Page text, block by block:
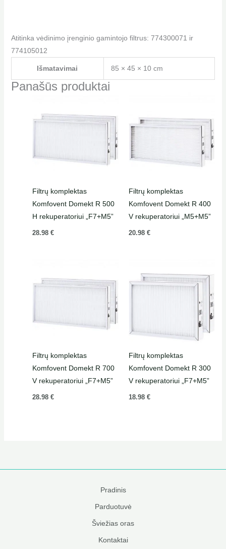
Atitinka vėdinimo įrenginio gamintojo filtrus: 774300071 ir
774105012
Išmatavimai 85 × 45 × 10 cm
Panašūs produktai
Filtrų komplektas
Komfovent Domekt R 500
H rekuperatoriui „F7+M5”
28.98 €
Filtrų komplektas
Komfovent Domekt R 400
V rekuperatoriui „M5+M5”
20.98 €
Filtrų komplektas
Komfovent Domekt R 700
V rekuperatoriui „F7+M5”
28.98 €
Filtrų komplektas
Komfovent Domekt R 300
V rekuperatoriui „F7+M5”
18.98 €
Pradinis
Parduotuvė
Šviežias oras
Kontaktai